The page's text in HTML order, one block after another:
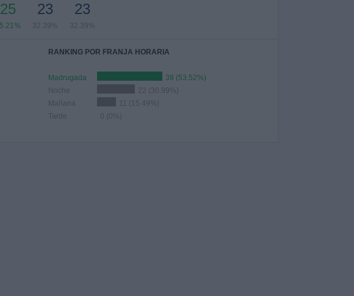
25 23
32.39%
23
32.39%
RANKING POR FRANJA HORARIA
Madrugada
38 (53.52%)
Noche
22 (30.99%)
Mañana
11 (15.49%)
Tarde
0 (0%)